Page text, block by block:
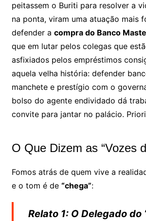
peitassem o Buriti para resolver a
na ponta, viram uma atuação mais
defender a compra do Banco
que em lutar pelos colegas que
asfixiados pelos empréstimos
aquela velha história: defender
manchete e prestígio com o
bolso do agente endividado dá
convite para jantar no palácio.
O Que Dizem as “Vozes
Fomos atrás de quem vive a
e o tom é de “chega”:
Relato 1: O Delegado do